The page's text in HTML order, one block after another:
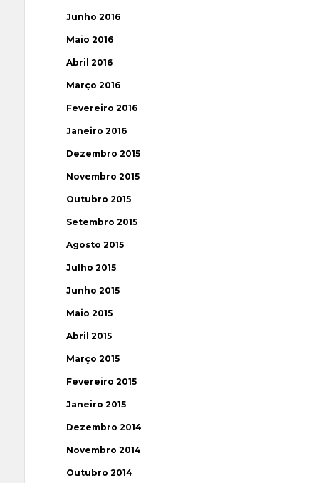
Junho 2016
Maio 2016
Abril 2016
Março 2016
Fevereiro 2016
Janeiro 2016
Dezembro 2015
Novembro 2015
Outubro 2015
Setembro 2015
Agosto 2015
Julho 2015
Junho 2015
Maio 2015
Abril 2015
Março 2015
Fevereiro 2015
Janeiro 2015
Dezembro 2014
Novembro 2014
Outubro 2014